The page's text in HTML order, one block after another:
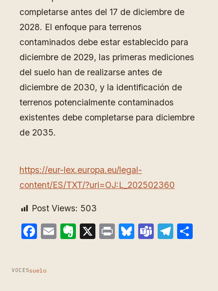
completarse antes del 17 de diciembre de
2028. El enfoque para terrenos
contaminados debe estar establecido para
diciembre de 2029, las primeras mediciones
del suelo han de realizarse antes de
diciembre de 2030, y la identificación de
terrenos potencialmente contaminados
existentes debe completarse para diciembre
de 2035.
https://eur-lex.europa.eu/legal-
content/ES/TXT/?uri=OJ:L_202502360
Post Views: 503
Facebook
EmailEvernote
X PrintBluesky
Teams
VOCESsuelo